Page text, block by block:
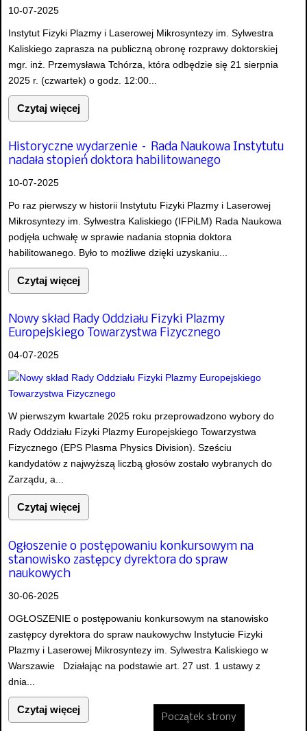
10-07-2025
Instytut Fizyki Plazmy i Laserowej Mikrosyntezy im. Sylwestra
Kaliskiego zaprasza na publiczną obronę rozprawy doktorskiej
mgr. inż. Przemysława Tchórza, która odbędzie się 21 sierpnia
2025 r. (czwartek) o godz. 12:00...
Czytaj więcej
Historyczne wydarzenie – Rada Naukowa Instytutu
nadała stopień doktora habilitowanego
10-07-2025
Po raz pierwszy w historii Instytutu Fizyki Plazmy i Laserowej
Mikrosyntezy im. Sylwestra Kaliskiego (IFPiLM) Rada Naukowa
podjęła uchwałę w sprawie nadania stopnia doktora
habilitowanego. Było to możliwe dzięki uzyskaniu...
Czytaj więcej
Nowy skład Rady Oddziału Fizyki Plazmy
Europejskiego Towarzystwa Fizycznego
04-07-2025
W pierwszym kwartale 2025 roku przeprowadzono wybory do
Rady Oddziału Fizyki Plazmy Europejskiego Towarzystwa
Fizycznego (EPS Plasma Physics Division). Sześciu
kandydatów z najwyższą liczbą głosów zostało wybranych do
Zarządu, a...
Czytaj więcej
Ogłoszenie o postępowaniu konkursowym na
stanowisko zastępcy dyrektora do spraw
naukowych
30-06-2025
OGŁOSZENIE o postępowaniu konkursowym na stanowisko
zastępcy dyrektora do spraw naukowychw Instytucie Fizyki
Plazmy i Laserowej Mikrosyntezy im. Sylwestra Kaliskiego w
Warszawie Działając na podstawie art. 27 ust. 1 ustawy z
dnia...
Czytaj więcej
Początek strony